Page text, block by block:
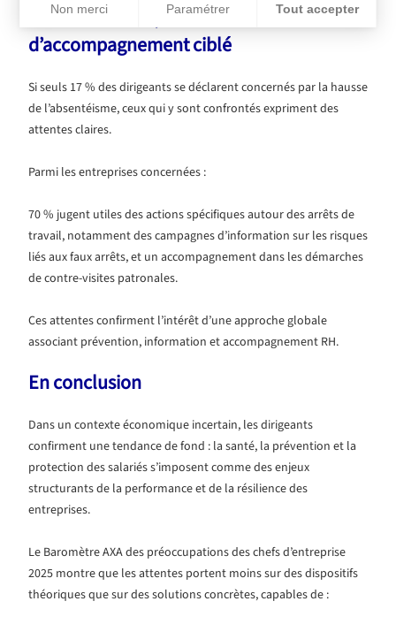
Arrêts de travail, absentéisme : un besoin
d’accompagnement ciblé
Si seuls 17 % des dirigeants se déclarent concernés par la hausse
de l’absentéisme, ceux qui y sont confrontés expriment des
attentes claires.
Parmi les entreprises concernées :
70 % jugent utiles des actions spécifiques autour des arrêts de
travail, notamment des campagnes d’information sur les risques
liés aux faux arrêts, et un accompagnement dans les démarches
de contre-visites patronales.
Ces attentes confirment l’intérêt d’une approche globale
associant prévention, information et accompagnement RH.
En conclusion
Dans un contexte économique incertain, les dirigeants
confirment une tendance de fond : la santé, la prévention et la
protection des salariés s’imposent comme des enjeux
structurants de la performance et de la résilience des
entreprises.
Le Baromètre AXA des préoccupations des chefs d’entreprise
2025 montre que les attentes portent moins sur des dispositifs
théoriques que sur des solutions concrètes, capables de :
Non merci Paramétrer Tout accepter
Axeptio consent
Plateforme de Gestion du Consentement : Personnalisez vos
Notre plateforme vous permet d'adapter et de gérer vos